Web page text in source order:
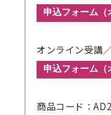
オンライン受講
商品コード：